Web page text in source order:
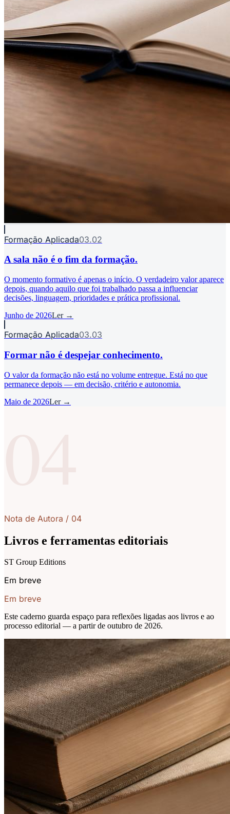
Formação Aplicada03.02
A sala não é o fim da formação.
O momento formativo é apenas o início. O verdadeiro valor aparece
depois, quando aquilo que foi trabalhado passa a influenciar
decisões, linguagem, prioridades e prática profissional.
Junho de 2026Ler →
Formação Aplicada03.03
Formar não é despejar conhecimento.
O valor da formação não está no volume entregue. Está no que
permanece depois — em decisão, critério e autonomia.
Maio de 2026Ler →
Nota de Autora / 04
Livros e ferramentas editoriais
ST Group Editions
Em breve
Em breve
Este caderno guarda espaço para reflexões ligadas aos livros e ao
processo editorial — a partir de outubro de 2026.